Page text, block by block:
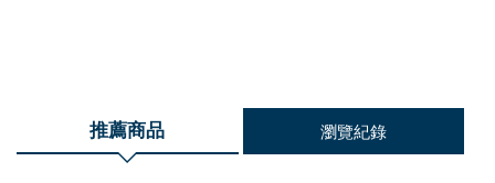
推薦商品 瀏覽紀錄